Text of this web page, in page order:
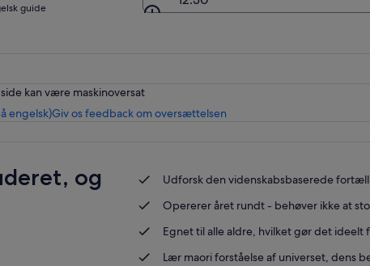
guide
kan være maskinoversat
engelsk)Giv os feedback om oversættelsenÅbner
og
Udforsk den videnskabsbaserede
Opererer året rundt - behøver ikke at
Egnet til alle aldre, hvilket gør det
Lær maori forståelse af universet, dens